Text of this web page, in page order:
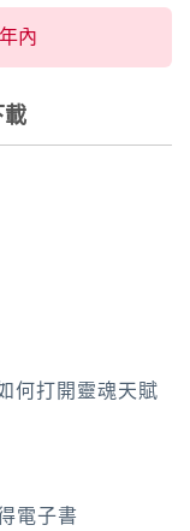
內
載
何打開靈魂天賦
電子書